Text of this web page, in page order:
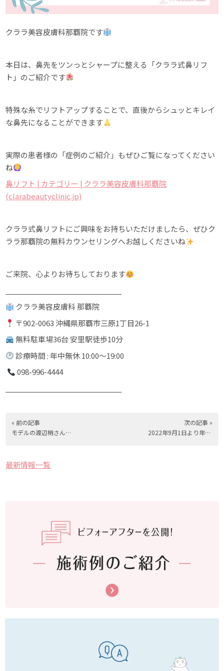
クララ美容皮膚科那覇院です
本日は、鼻先をツンっとシャープに整える「クララ式鼻リフ
ト」のご紹介です
特殊な糸でリフトアップすることで、直後からシュッとキレイ
な鼻先になることができます
実際の患者様の「症例のご紹介」もぜひご覧になってください
ね
鼻リフト | カテゴリー | クララ美容皮膚科那覇院
(clarabeautyclinic.jp)
クララ式鼻リフトにご興味をお持ちいただけましたら、ぜひク
ララ那覇院の無料カウンセリングへお越しくださいね
ご来院、心よりお待ちしております
クララ美容皮膚科 那覇院
〒902-0063 沖縄県那覇市三原1丁目26-1
無料駐車場36台 安里駅徒歩10分
診療時間 : 年中無休 10:00〜19:00
098-996-4444
« 前の記事
モデルの渡辺梢さんがご来院されました
次の記事 »
2022年9月1日より年中無休診療となりました
最新情報一覧